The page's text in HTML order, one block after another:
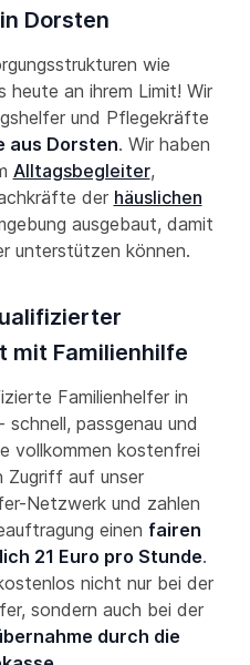
Dorsten
wie
an ihrem Limit! Wir
und Pflegekräfte
aus Dorsten. Wir haben
Alltagsbegleiter,
der häuslichen
ausgebaut, damit
unterstützen können.
mit Familienhilfe
Familienhelfer in
passgenau und
vollkommen kostenfrei
Zugriff auf unser
Netzwerk und zahlen
einen fairen
21 Euro pro Stunde.
nicht nur bei der
sondern auch bei der
durch die